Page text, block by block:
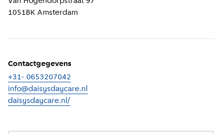
1051BK Amsterdam
Contactgegevens
+31- 0653207042
info@daisysdaycare.nl
daisysdaycare.nl/